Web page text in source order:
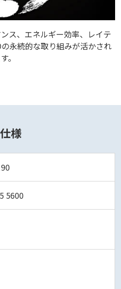
ス、エネルギー効率、レイテ
永続的な取り組みが活かされ
。
仕様
5600